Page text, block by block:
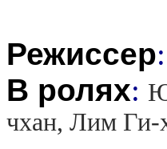
Режиссер:
В ролях:
чхан, Лим